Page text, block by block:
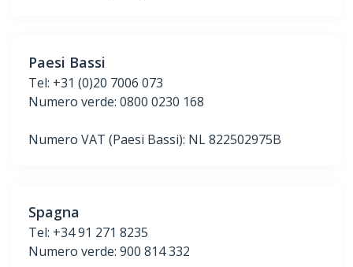
Paesi Bassi
Tel: +31 (0)20 7006 073
Numero verde: 0800 0230 168
Numero VAT (Paesi Bassi): NL 822502975B
Spagna
Tel: +34 91 271 8235
Numero verde: 900 814 332